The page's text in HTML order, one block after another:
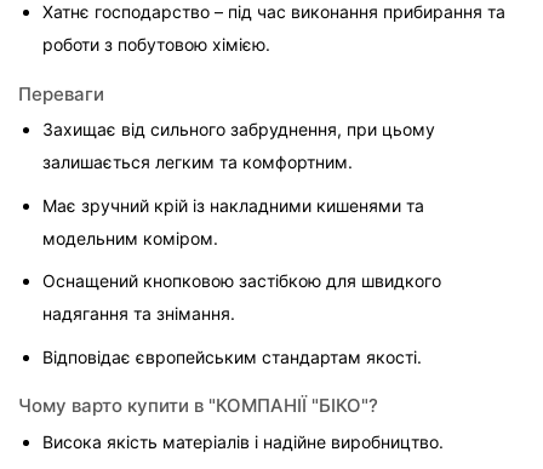
Хатнє господарство – під час виконання прибирання та
роботи з побутовою хімією.
Переваги
Захищає від сильного забруднення, при цьому
залишається легким та комфортним.
Має зручний крій із накладними кишенями та
модельним коміром.
Оснащений кнопковою застібкою для швидкого
надягання та знімання.
Відповідає європейським стандартам якості.
Чому варто купити в "КОМПАНІЇ "БІКО"?
Висока якість матеріалів і надійне виробництво.